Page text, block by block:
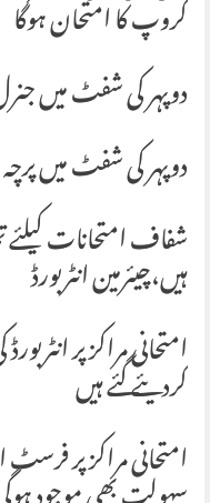
گروپ کا امتحان ہوگا
دوپہر کی شفٹ میں
دوپہر کی شفٹ میں پرچہ 2 سے شام 5 بجے تک لیا جائے گا
شفاف امتحانات کیلئے
ہیں،چیئرمین انٹربورڈ
امتحانی مراکز پر
کردیئے گئے ہیں
امتحانی مراکز پر